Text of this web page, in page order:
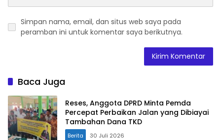
Simpan nama, email, dan situs web saya pada
peramban ini untuk komentar saya berikutnya.
Baca Juga
Reses, Anggota DPRD Minta Pemda
Percepat Perbaikan Jalan yang Dibiayai
Tambahan Dana TKD
Berita 30 Juli 2026